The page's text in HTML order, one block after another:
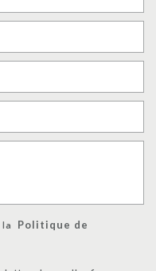
Politique de